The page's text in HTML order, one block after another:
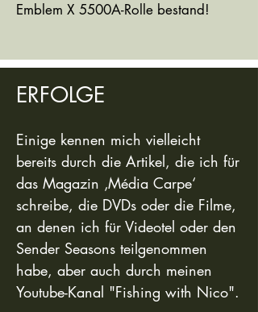
Emblem X 5500A-Rolle bestand!
ERFOLGE
Einige kennen mich vielleicht
bereits durch die Artikel, die ich für
das Magazin ‚Média Carpe‘
schreibe, die DVDs oder die Filme,
an denen ich für Videotel oder den
Sender Seasons teilgenommen
habe, aber auch durch meinen
Youtube-Kanal "Fishing with Nico".